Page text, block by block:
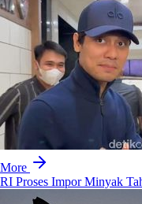
More
RI Proses Impor Minyak